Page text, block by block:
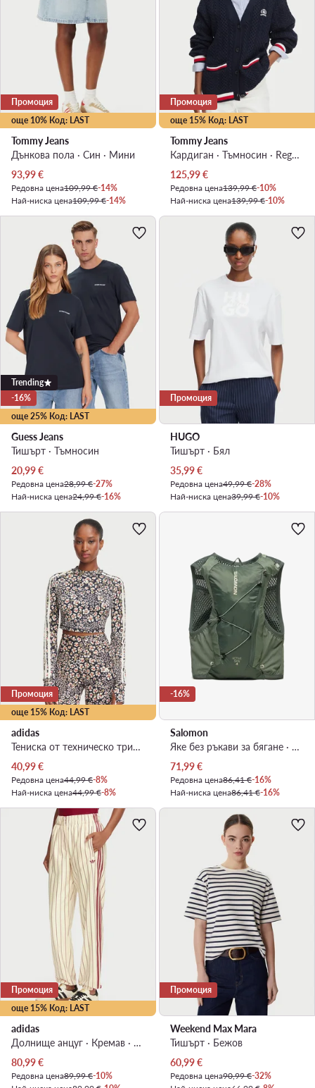
още 10% Код: LAST
Промоция
Tommy Jeans
Дънкова пола · Син · Мини
Актуална цена
93,99€
Редовна цена109,99 €-14%
Най-ниска цена109,99 €-14%
още 15% Код: LAST
Промоция
Tommy Jeans
Кардиган · Тъмносин · Regular Fit
Актуална цена
125,99€
Редовна цена139,99 €-10%
Най-ниска цена139,99 €-10%
още 25% Код: LAST
Trending
-16%
Guess Jeans
Тишърт · Тъмносин
Актуална цена
20,99€
Редовна цена28,99 €-27%
Най-ниска цена24,99 €-16%
Промоция
HUGO
Тишърт · Бял
Актуална цена
35,99€
Редовна цена49,99 €-28%
Най-ниска цена39,99 €-10%
още 15% Код: LAST
Промоция
adidas
Тениска от техническо трико · Цветен
Актуална цена
40,99€
Редовна цена44,99 €-8%
Най-ниска цена44,99 €-8%
-16%
Salomon
Яке без ръкави за бягане · Зелен
Актуална цена
71,99€
Редовна цена86,41 €-16%
Най-ниска цена86,41 €-16%
още 15% Код: LAST
Промоция
adidas
Долнище анцуг · Кремав · Regular Fit
Актуална цена
80,99€
Редовна цена89,99 €-10%
Промоция
Weekend Max Mara
Тишърт · Бежов
Актуална цена
60,99€
Редовна цена90,99 €-32%